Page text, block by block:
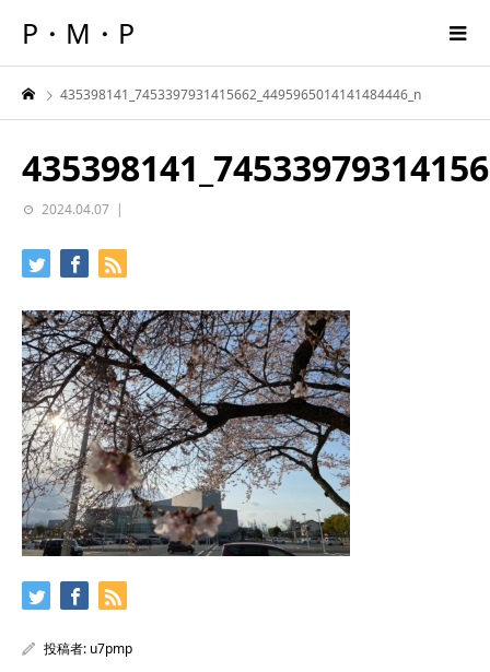
P・M・P
435398141_7453397931415662_4495965014141484446_n
2024.04.07
投稿者: u7pmp